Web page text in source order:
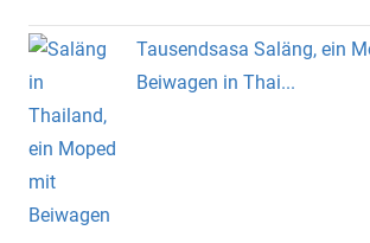
Tausendsasa Saläng, ein
Beiwagen in Thai...